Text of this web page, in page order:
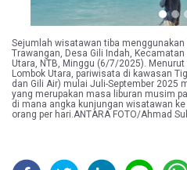
Sejumlah wisatawan tiba menggunakan
Trawangan, Desa Gili Indah,
Utara, NTB, Minggu (6/7/2025).
Lombok Utara, pariwisata di kawasan
dan Gili Air) mulai Juli-September 2025
yang merupakan masa liburan musim
di mana angka kunjungan wisatawan
orang per hari.ANTARA FOTO/Ahmad